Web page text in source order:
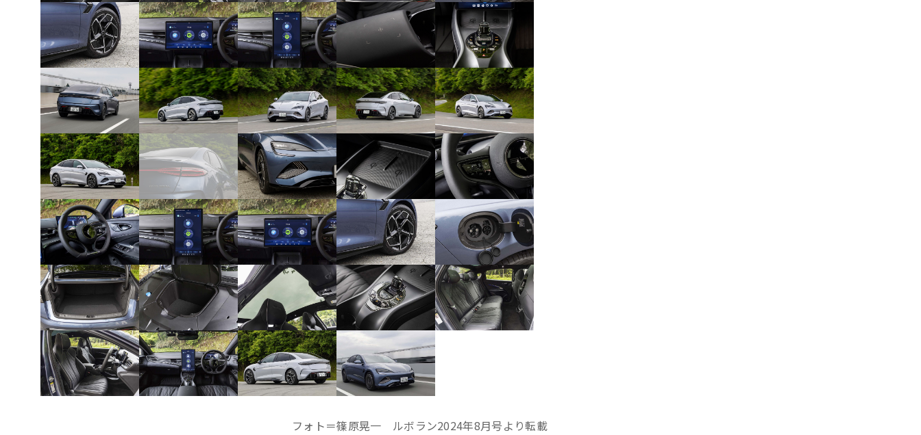
フォト＝篠原晃一 ルボラン2024年8月号より転載